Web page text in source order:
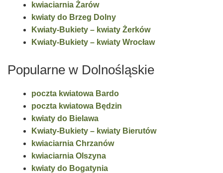
kwiaciarnia Żarów
kwiaty do Brzeg Dolny
Kwiaty-Bukiety – kwiaty Żerków
Kwiaty-Bukiety – kwiaty Wrocław
Popularne w Dolnośląskie
poczta kwiatowa Bardo
poczta kwiatowa Będzin
kwiaty do Bielawa
Kwiaty-Bukiety – kwiaty Bierutów
kwiaciarnia Chrzanów
kwiaciarnia Olszyna
kwiaty do Bogatynia